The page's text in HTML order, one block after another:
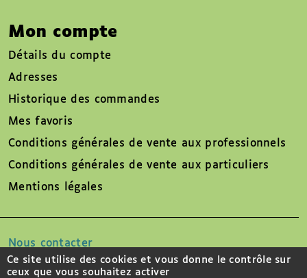
Mon compte
Détails du compte
Adresses
Historique des commandes
Mes favoris
Conditions générales de vente aux professionnels
Conditions générales de vente aux particuliers
Mentions légales
Nous contacter
Ce site utilise des cookies et vous donne le contrôle sur
ceux que vous souhaitez activer